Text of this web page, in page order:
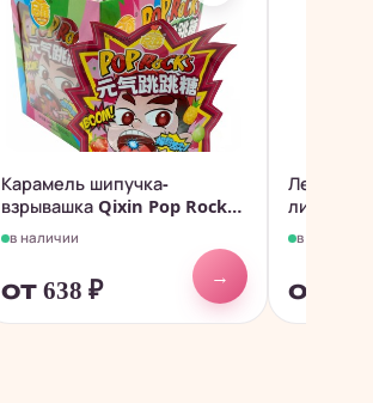
Карамель шипучка-
взрывашка Qixin Pop Rocks
с...
в наличии
от 638 ₽
→
Леденцы
лимоны
со...
в наличии
от